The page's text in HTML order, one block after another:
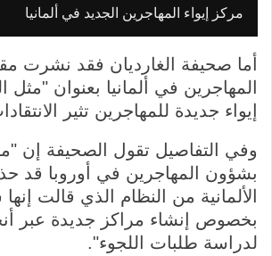
ر
ا
ل
و
ر
I
m
a
g
e
a
p
t
i
o
مركز إيواء المهاجرين الجديد في ألمانيا
أما صحيفة الغارديان فقد نشرت
المهاجرين في ألمانيا بعنوان
إيواء جديدة للمهاجرين تثير
وفي التفاصيل تقول الصحيفة إن
بشؤون المهاجرين في أوروبا قد
الألمانية من النظام الذي قالت إنها
بخصوص إنشاء مراكز جديدة عبر
لدراسة طلبات اللجوء".